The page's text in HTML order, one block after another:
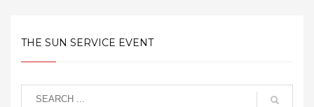
THE SUN SERVICE EVENT